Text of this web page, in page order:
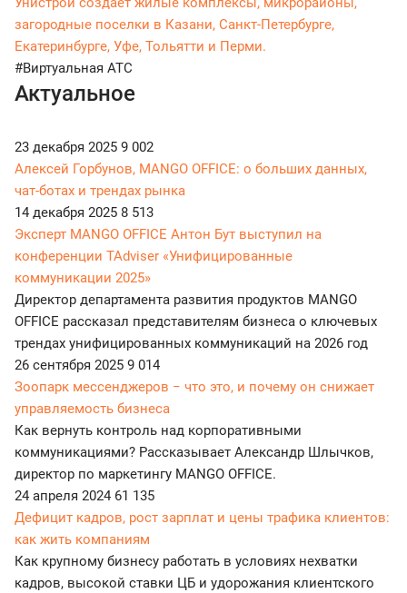
загородные поселки в Казани, Санкт-Петербурге,
Екатеринбурге, Уфе, Тольятти и Перми.
#Виртуальная АТС
Актуальное
23 декабря 2025 9 002
Алексей Горбунов, MANGO OFFICE: о больших данных,
чат-ботах и трендах рынка
14 декабря 2025 8 513
Эксперт MANGO OFFICE Антон Бут выступил на
конференции TAdviser «Унифицированные
коммуникации 2025»
Директор департамента развития продуктов MANGO
OFFICE рассказал представителям бизнеса о ключевых
трендах унифицированных коммуникаций на 2026 год
26 сентября 2025 9 014
Зоопарк мессенджеров − что это, и почему он снижает
управляемость бизнеса
Как вернуть контроль над корпоративными
коммуникациями? Рассказывает Александр Шлычков,
директор по маркетингу MANGO OFFICE.
24 апреля 2024 61 135
Дефицит кадров, рост зарплат и цены трафика клиентов:
как жить компаниям
Как крупному бизнесу работать в условиях нехватки
кадров, высокой ставки ЦБ и удорожания клиентского